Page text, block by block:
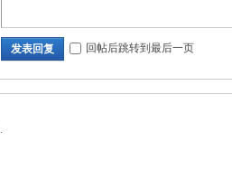
发表回复 回帖后跳转到最后一页